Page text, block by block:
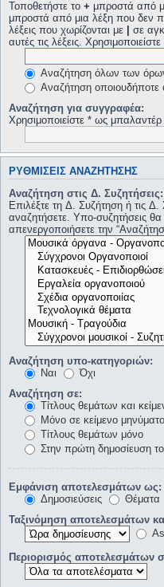
Τοποθετήστε το + μπροστά από
μπροστά από μια λέξη που δεν
λέξεις που χωρίζονται με | σε
αυτές τις λέξεις.
Αναζήτηση όλων των
Αναζήτηση οποιουδήποτε
Αναζήτηση για συγγραφέα:
Χρησιμοποιείστε * ως μπαλαντέρ
ΡΥΘΜΊΣΕΙΣ ΑΝΑΖΉΤΗΣΗΣ
Αναζήτηση στις Δ. Συζητήσεις:
Επιλέξτε τη Δ. Συζήτηση ή τις Δ.
αναζητήσετε. Υπο-συζητήσεις
απενεργοποιήσετε την
Αναζήτηση υπο-κατηγοριών:
Ναι
Όχι
Αναζήτηση σε:
Τίτλους θεμάτων και
Μόνο σε κείμενο
Τίτλους θεμάτων μόνο
Στην πρώτη δημοσίευση
Εμφάνιση αποτελεσμάτων ως:
Δημοσιεύσεις
Θέματα
Ταξινόμηση αποτελεσμάτων
Περιορισμός αποτελεσμάτων